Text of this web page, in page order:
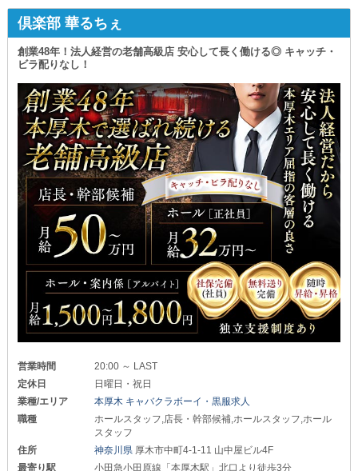
倶楽部 華るちぇ
創業48年！法人経営の老舗高級店 安心して長く働ける◎ キャッチ・
ビラ配りなし！
営業時間
20:00 ～ LAST
定休日
日曜日・祝日
業種/エリア
本厚木 キャバクラボーイ・黒服求人
職種
ホールスタッフ,店長・幹部候補,ホールスタッフ,ホール
スタッフ
住所
神奈川県 厚木市中町4-1-11 山中屋ビル4F
最寄り駅
小田急小田原線「本厚木駅」北口より徒歩3分